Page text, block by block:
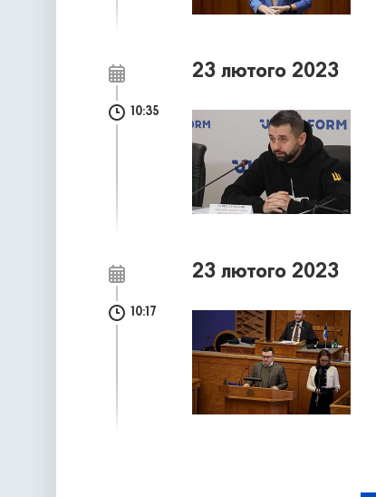
23 лютого 2023
10:35
23 лютого 2023
10:17